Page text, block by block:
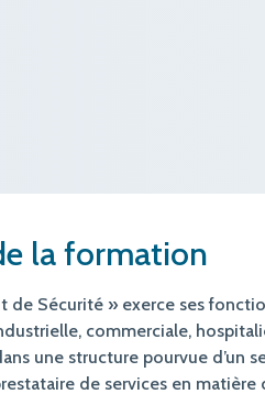
la formation
de Sécurité » exerce ses
commerciale,
une structure pourvue d’un
de services en matière